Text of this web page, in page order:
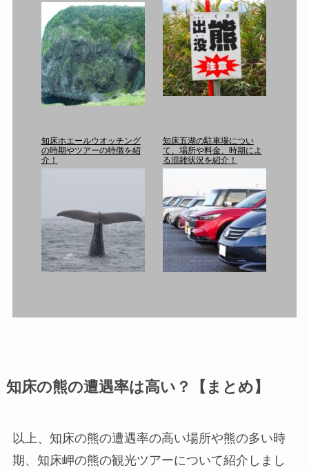
知床ホエールウオッチング
の時期やツアーの特徴を紹
介！
知床五湖の駐車場につい
て、場所や料金、時期によ
る混雑状況を紹介！
知床の熊の遭遇率は高い？【まとめ】
以上、知床の熊の遭遇率の高い場所や熊の多い時
期、知床岬の熊の観光ツアーについて紹介しまし